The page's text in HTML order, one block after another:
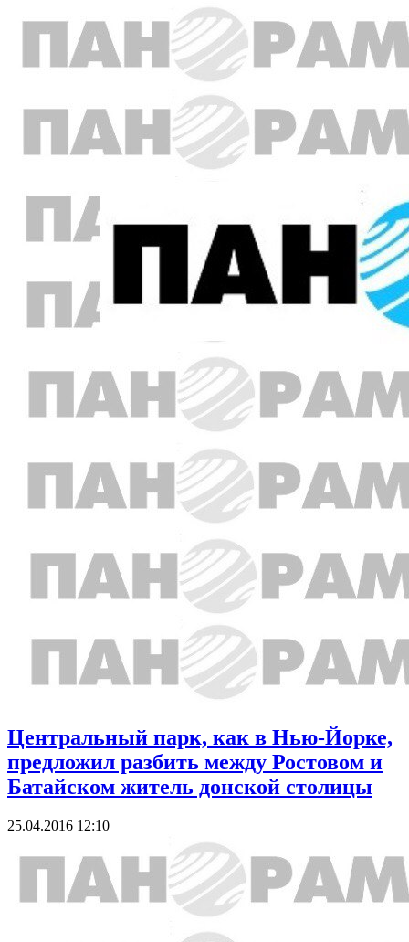
Центральный парк, как в Нью-Йорке,
предложил разбить между Ростовом и
Батайском житель донской столицы
25.04.2016 12:10